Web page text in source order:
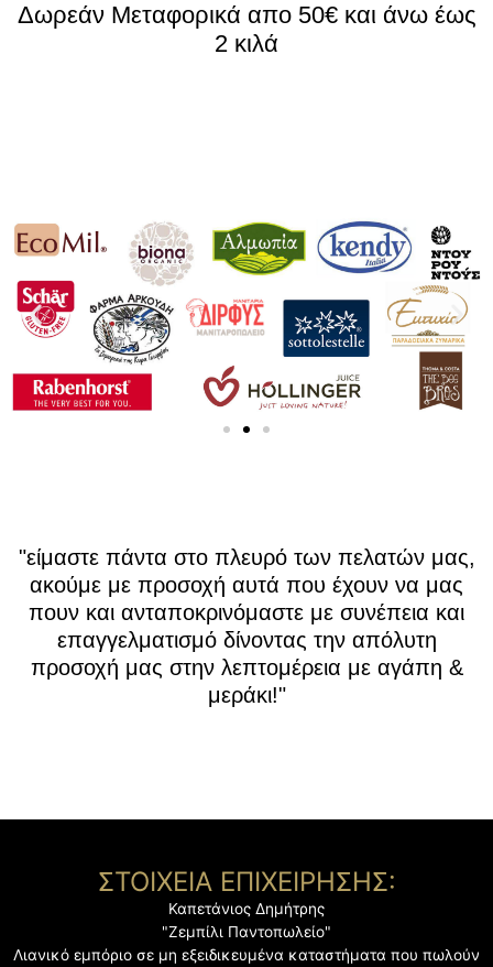
Δωρεάν Μεταφορικά απο 50€ και άνω έως
2 κιλά
"είμαστε πάντα στο πλευρό των πελατών μας,
ακούμε με προσοχή αυτά που έχουν να μας
πουν και ανταποκρινόμαστε με συνέπεια και
επαγγελματισμό δίνοντας την απόλυτη
προσοχή μας στην λεπτομέρεια με αγάπη &
μεράκι!"
ΣΤΟΙΧΕΙΑ ΕΠΙΧΕΙΡΗΣΗΣ:
Καπετάνιος Δημήτρης
"Ζεμπίλι Παντοπωλείο"
Λιανικό εμπόριο σε μη εξειδικευμένα καταστήματα που πωλούν